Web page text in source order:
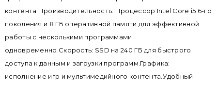
контента.Производительность: Процессор Intel Core i5 6-го
поколения и 8 ГБ оперативной памяти для эффективной
работы с несколькими программами
одновременно.Скорость: SSD на 240 ГБ для быстрого
доступа к данным и загрузки программ.Графика:
исполнение игр и мультимедийного контента.Удобный